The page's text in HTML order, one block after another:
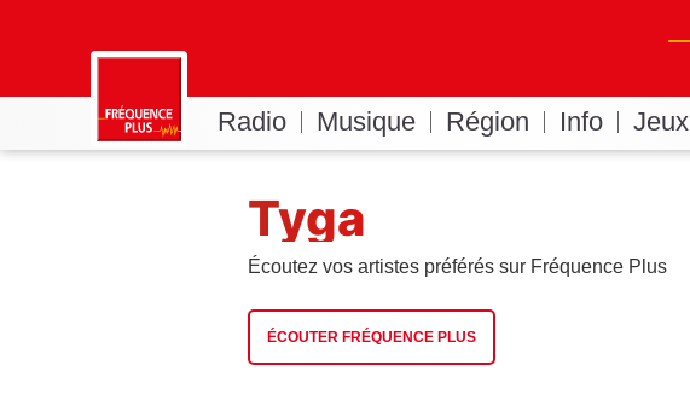
Radio Musique Région Info Jeux
Tyga
Écoutez vos artistes préférés sur Fréquence Plus
ÉCOUTER FRÉQUENCE PLUS